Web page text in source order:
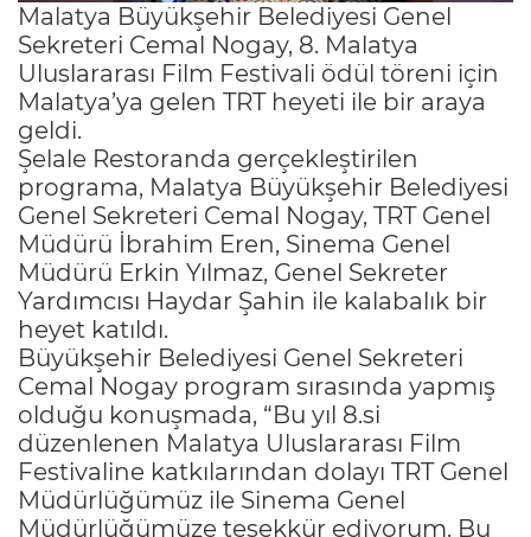
Malatya Büyükşehir Belediyesi Genel
Sekreteri Cemal Nogay, 8. Malatya
Uluslararası Film Festivali ödül töreni için
Malatya’ya gelen TRT heyeti ile bir araya
geldi.
Şelale Restoranda gerçekleştirilen
programa, Malatya Büyükşehir Belediyesi
Genel Sekreteri Cemal Nogay, TRT Genel
Müdürü İbrahim Eren, Sinema Genel
Müdürü Erkin Yılmaz, Genel Sekreter
Yardımcısı Haydar Şahin ile kalabalık bir
heyet katıldı.
Büyükşehir Belediyesi Genel Sekreteri
Cemal Nogay program sırasında yapmış
olduğu konuşmada, “Bu yıl 8.si
düzenlenen Malatya Uluslararası Film
Festivaline katkılarından dolayı TRT Genel
Müdürlüğümüz ile Sinema Genel
Müdürlüğümüze teşekkür ediyorum. Bu